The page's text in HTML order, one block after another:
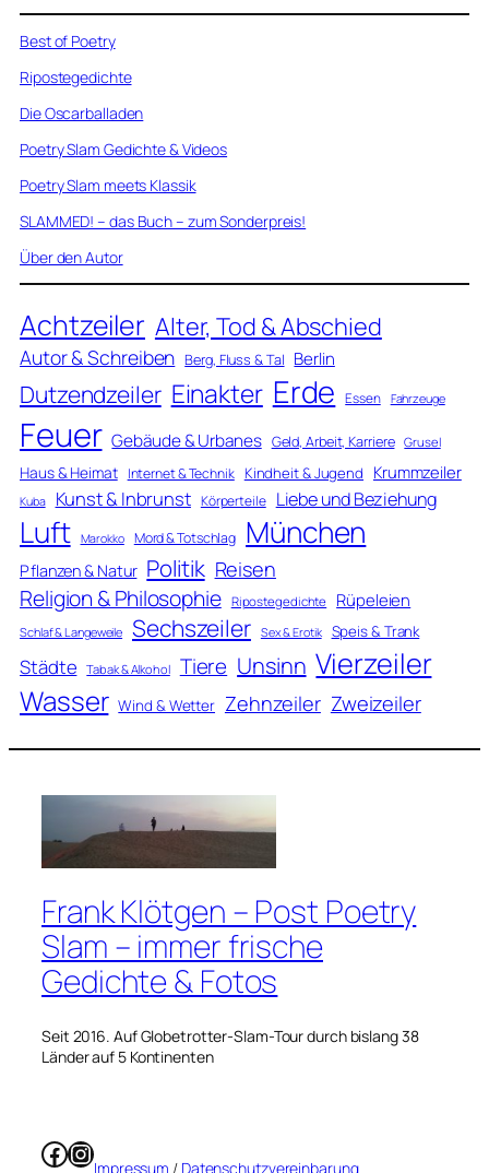
Best of Poetry
Ripostegedichte
Die Oscarballaden
Poetry Slam Gedichte & Videos
Poetry Slam meets Klassik
SLAMMED! – das Buch – zum Sonderpreis!
Über den Autor
Achtzeiler Alter, Tod & Abschied
Autor & Schreiben Berg, Fluss & Tal Berlin
Dutzendzeiler Einakter Erde Essen Fahrzeuge
Feuer Gebäude & Urbanes Geld, Arbeit, Karriere Grusel
Haus & Heimat Internet & Technik Kindheit & Jugend Krummzeiler
Kuba Kunst & Inbrunst Körperteile Liebe und Beziehung
Luft Marokko Mord & Totschlag München
Pflanzen & Natur Politik Reisen
Religion & Philosophie Ripostegedichte Rüpeleien
Schlaf & Langeweile Sechszeiler Sex & Erotik Speis & Trank
Städte Tabak & Alkohol Tiere Unsinn Vierzeiler
Wasser Wind & Wetter Zehnzeiler Zweizeiler
Frank Klötgen – Post Poetry
Slam – immer frische
Gedichte & Fotos
Seit 2016. Auf Globetrotter-Slam-Tour durch bislang 38
Länder auf 5 Kontinenten
Facebook
Instagram
Impressum / Datenschutzvereinbarung